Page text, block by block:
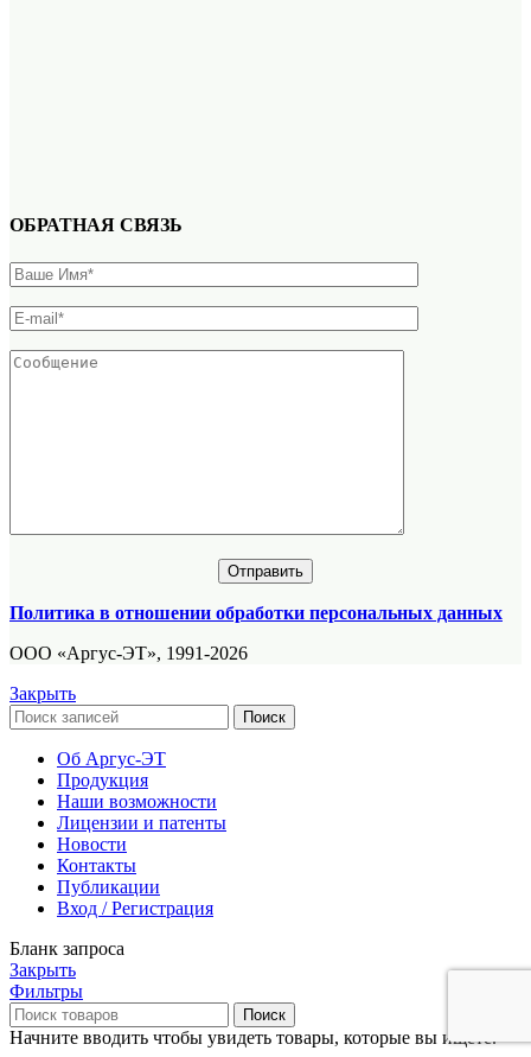
ОБРАТНАЯ СВЯЗЬ
Политика в отношении обработки персональных данных
ООО «Аргус-ЭТ», 1991-2026
Закрыть
Поиск
Об Аргус-ЭТ
Продукция
Наши возможности
Лицензии и патенты
Новости
Контакты
Публикации
Вход / Регистрация
Бланк запроса
Закрыть
Фильтры
Поиск
Начните вводить чтобы увидеть товары, которые вы ищете.